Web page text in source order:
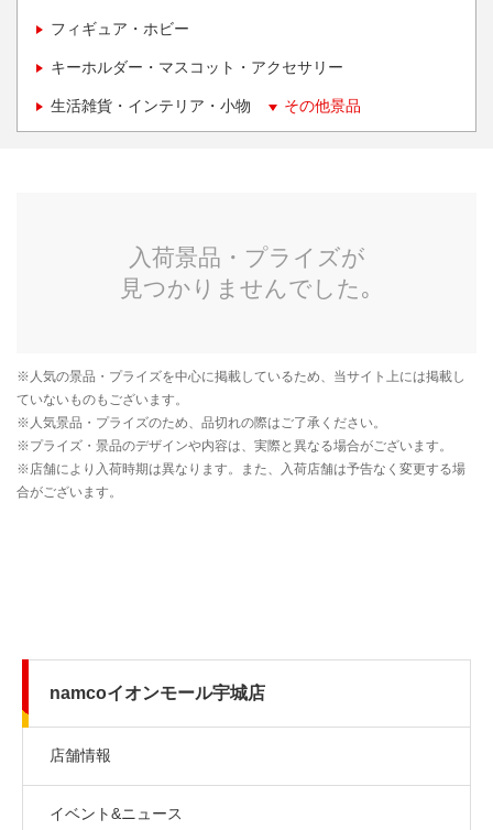
フィギュア・ホビー
キーホルダー・マスコット・アクセサリー
生活雑貨・インテリア・小物 その他景品
namcoイオンモール宇城店
店舗情報
イベント&ニュース